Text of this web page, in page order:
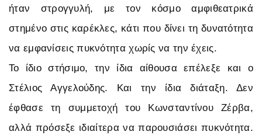
ήταν στρογγυλή, με τον κόσμο αμφιθεατρικά
στημένο στις καρέκλες, κάτι που δίνει τη δυνατότητα
να εμφανίσεις πυκνότητα χωρίς να την έχεις.
Το ίδιο στήσιμο, την ίδια αίθουσα επέλεξε και ο
Στέλιος Αγγελούδης. Και την ίδια διάταξη. Δεν
έφθασε τη συμμετοχή του Κωνσταντίνου Ζέρβα,
αλλά πρόσεξε ιδιαίτερα να παρουσιάσει πυκνότητα.